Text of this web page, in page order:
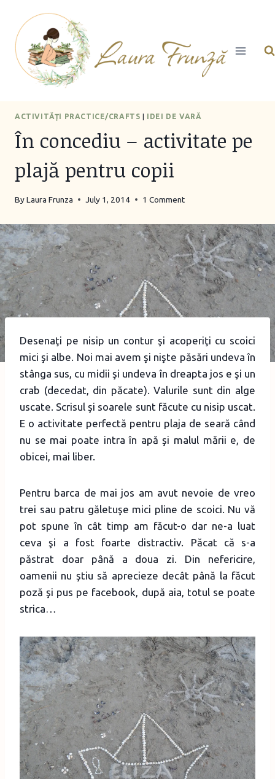
content
ACTIVITĂŢI PRACTICE/CRAFTS IDEI DE VARĂ
În concediu – activitate pe
plajă pentru copii
ByLaura Frunza July 1, 2014 1 Comment
Desenaţi pe nisip un contur şi acoperiţi cu scoici
mici şi albe. Noi mai avem şi nişte păsări undeva în
stânga sus, cu midii şi undeva în dreapta jos e şi un
crab (decedat, din păcate). Valurile sunt din alge
uscate. Scrisul şi soarele sunt făcute cu nisip uscat.
E o activitate perfectă pentru plaja de seară când
nu se mai poate intra în apă şi malul mării e, de
obicei, mai liber.
Pentru barca de mai jos am avut nevoie de vreo
trei sau patru găletuşe mici pline de scoici. Nu vă
pot spune în cât timp am făcut-o dar ne-a luat
ceva şi a fost foarte distractiv. Păcat că s-a
păstrat doar până a doua zi. Din nefericire,
oamenii nu ştiu să aprecieze decât până la făcut
poză şi pus pe facebook, după aia, totul se poate
strica…